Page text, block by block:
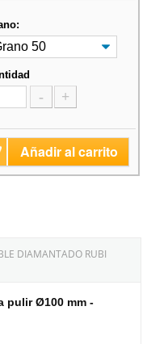
- +
Añadir al carrito
DIAMANTADO RUBI
pulir Ø100 mm -